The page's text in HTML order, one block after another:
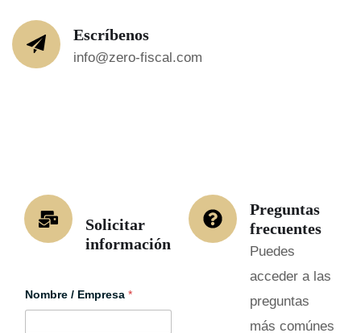
Escríbenos
info@zero-fiscal.com
Solicitar
información
a
m
Nombre / Empresa *
Preguntas
frecuentes
Puedes
acceder a las
preguntas
más comúnes